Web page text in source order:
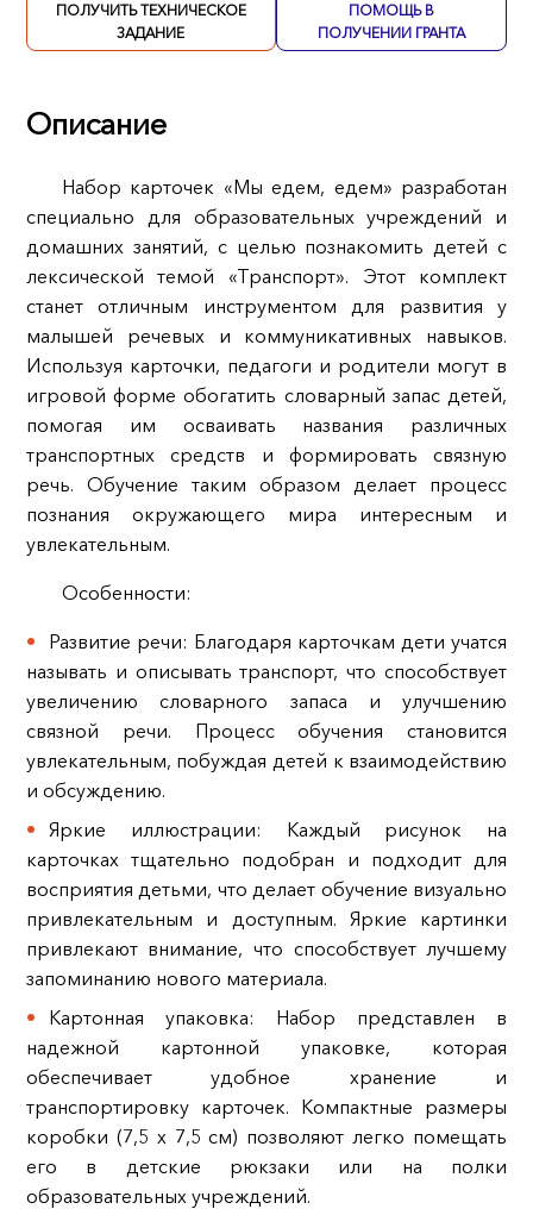
ПОЛУЧИТЬ ТЕХНИЧЕСКОЕ
ЗАДАНИЕ
ПОМОЩЬ В
ПОЛУЧЕНИИ ГРАНТА
Описание
Набор карточек «Мы едем, едем» разработан
специально для образовательных учреждений и
домашних занятий, с целью познакомить детей с
лексической темой «Транспорт». Этот комплект
станет отличным инструментом для развития у
малышей речевых и коммуникативных навыков.
Используя карточки, педагоги и родители могут в
игровой форме обогатить словарный запас детей,
помогая им осваивать названия различных
транспортных средств и формировать связную
речь. Обучение таким образом делает процесс
познания окружающего мира интересным и
увлекательным.
Особенности:
Развитие речи: Благодаря карточкам дети учатся
называть и описывать транспорт, что способствует
увеличению словарного запаса и улучшению
связной речи. Процесс обучения становится
увлекательным, побуждая детей к взаимодействию
и обсуждению.
Яркие иллюстрации: Каждый рисунок на
карточках тщательно подобран и подходит для
восприятия детьми, что делает обучение визуально
привлекательным и доступным. Яркие картинки
привлекают внимание, что способствует лучшему
запоминанию нового материала.
Картонная упаковка: Набор представлен в
надежной картонной упаковке, которая
обеспечивает удобное хранение и
транспортировку карточек. Компактные размеры
коробки (7,5 х 7,5 см) позволяют легко помещать
его в детские рюкзаки или на полки
образовательных учреждений.